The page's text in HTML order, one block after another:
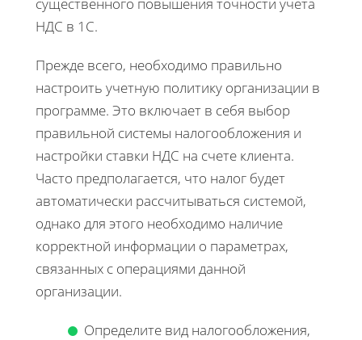
НДС в 1С.
Прежде всего, необходимо правильно
настроить учетную политику организации в
программе. Это включает в себя выбор
правильной системы налогообложения и
настройки ставки НДС на счете клиента.
Часто предполагается, что налог будет
автоматически рассчитываться системой,
однако для этого необходимо наличие
корректной информации о параметрах,
связанных с операциями данной
организации.
Определите вид налогообложения,